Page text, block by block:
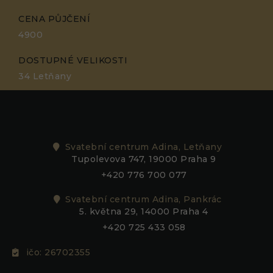
CENA PŮJČENÍ
4900
DOSTUPNÉ VELIKOSTI
34 Letňany
Svatební centrum Adina, Letňany
Tupolevova 747, 19000 Praha 9
+420 776 700 077
Svatební centrum Adina, Pankrác
5. května 29, 14000 Praha 4
+420 725 433 058
ičo: 26702355